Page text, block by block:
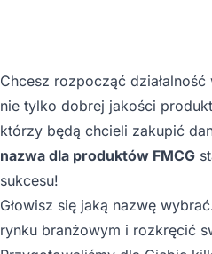
Chcesz rozpocząć
nie tylko dobrej jakości
którzy będą chcieli zakupić
nazwa dla produktów FMCG
sukcesu!
Głowisz się jaką nazwę
rynku branżowym i rozkręcić